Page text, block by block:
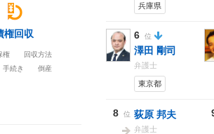
権回収
権
回収方法
手続き 倒産
兵庫県
6 位
澤田 剛司
弁護士
東京都
8 位 荻原 邦夫
弁護士